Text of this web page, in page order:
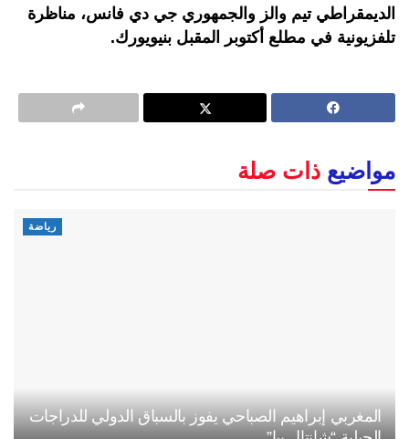
الديمقراطي تيم والز والجمهوري جي دي فانس، مناظرة
تلفزيونية في مطلع أكتوبر المقبل بنيويورك.
مواضيع ذات صلة
رياضة
المغربي إبراهيم الصباحي يفوز بالسباق الدولي للدراجات